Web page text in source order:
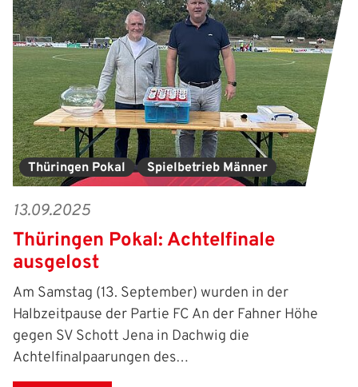
Thüringen Pokal Spielbetrieb Männer
13.09.2025
Thüringen Pokal: Achtelfinale
ausgelost
Am Samstag (13. September) wurden in der
Halbzeitpause der Partie FC An der Fahner Höhe
gegen SV Schott Jena in Dachwig die
Achtelfinalpaarungen des…